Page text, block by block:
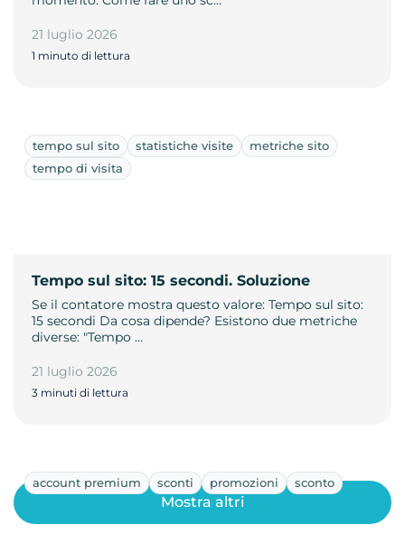
21 luglio 2026
1 minuto di lettura
tempo sul sito statistiche visite
metriche sito
tempo di visita
Tempo sul sito: 15 secondi. Soluzione
Se il contatore mostra questo valore: Tempo sul sito:
15 secondi Da cosa dipende? Esistono due metriche
diverse: "Tempo …
21 luglio 2026
3 minuti di lettura
account premium sconti promozioni sconto
Mostra altri